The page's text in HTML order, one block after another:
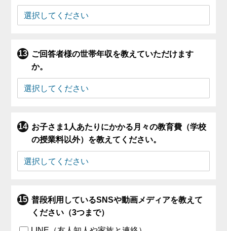
ご回答者様の世帯年収を教えていただけます
か。
お子さま1人あたりにかかる月々の教育費（学校
の授業料以外）を教えてください。
普段利用しているSNSや動画メディアを教えて
ください（3つまで）